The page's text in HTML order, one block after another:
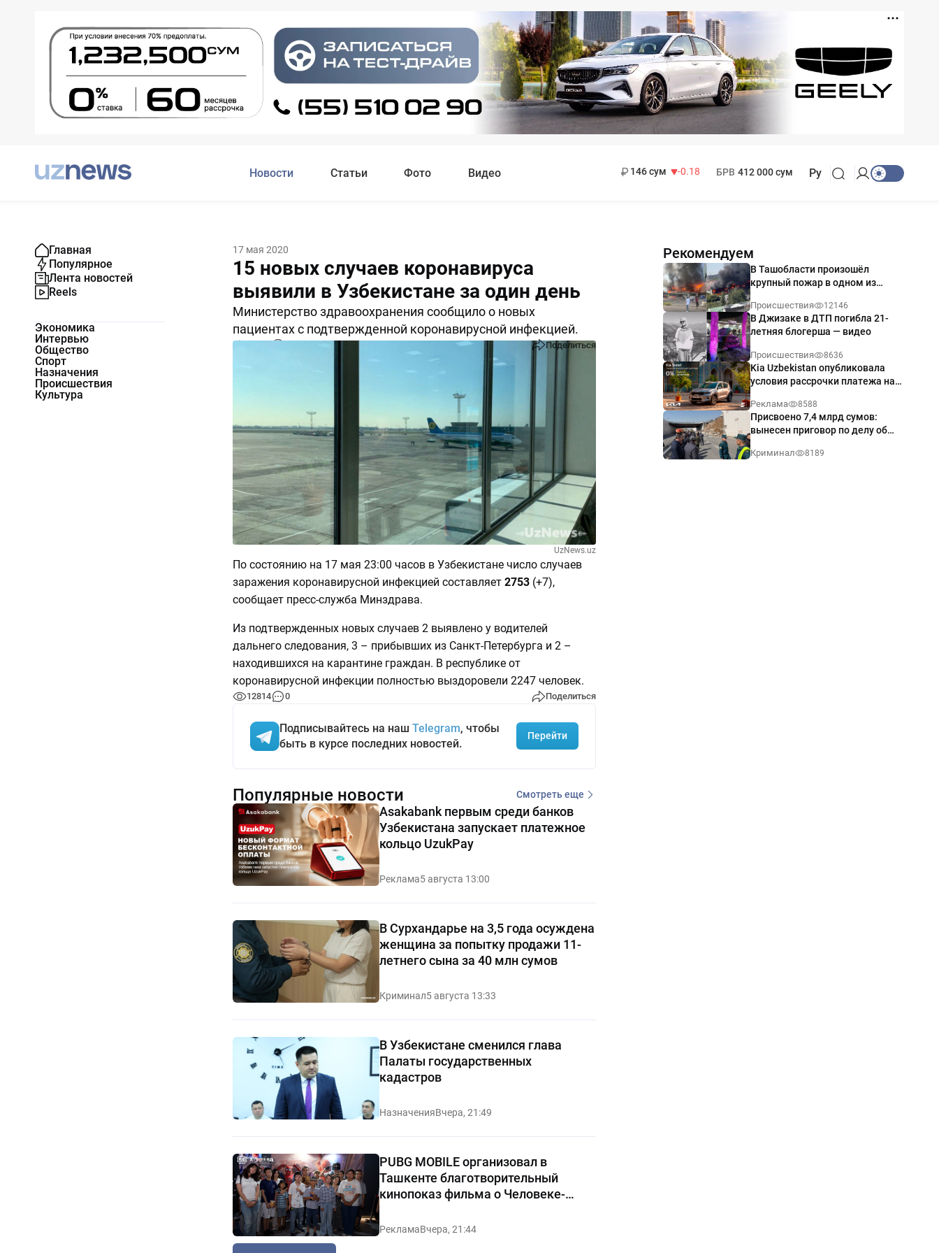
Новости Статьи Фото Видео
146 сум
-0.18
БРВ 412 000 сум Ру
Главная
Популярное
Лента новостей
Reels
Экономика
Интервью
Общество
Спорт
Назначения
Происшествия
Культура
17 мая 2020
15 новых случаев коронавируса
выявили в Узбекистане за один день
Министерство здравоохранения сообщило о новых
пациентах с подтвержденной коронавирусной инфекцией.
Поделиться
UzNews.uz
По состоянию на 17 мая 23:00 часов в Узбекистане число случаев
заражения коронавирусной инфекцией составляет 2753 (+7),
сообщает пресс-служба Минздрава.
Из подтвержденных новых случаев 2 выявлено у водителей
дальнего следования, 3 – прибывших из Санкт-Петербурга и 2 –
находившихся на карантине граждан. В республике от
коронавирусной инфекции полностью выздоровели 2247 человек.
12814 0 Поделиться
Подписывайтесь на наш Telegram, чтобы
быть в курсе последних новостей.
Перейти
Рекомендуем
В Ташобласти произошёл
крупный пожар в одном из
Происшествия 12146
В Джизаке в ДТП погибла 21-
летняя блогерша — видео
Происшествия 8636
Kia Uzbekistan опубликовала
условия рассрочки платежа на
годовых
Реклама 8588
Присвоено 7,4 млрд сумов:
вынесен приговор по делу об
Ташкенте
Криминал 8189
Популярные новости Смотреть еще
Asakabank первым среди банков
Узбекистана запускает платежное
кольцо UzukPay
Реклама5 августа 13:00
В Сурхандарье на 3,5 года осуждена
женщина за попытку продажи 11-
летнего сына за 40 млн сумов
Криминал5 августа 13:33
В Узбекистане сменился глава
Палаты государственных
кадастров
НазначенияВчера, 21:49
PUBG MOBILE организовал в
Ташкенте благотворительный
кинопоказ фильма о Человеке-
пауке
РекламаВчера, 21:44